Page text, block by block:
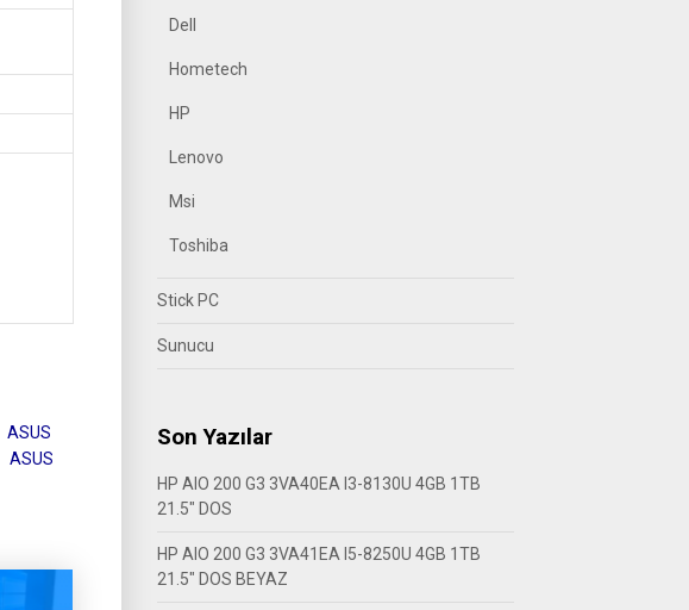
ASUS
ASUS
Dell
Hometech
HP
Lenovo
Msi
Toshiba
Stick PC
Sunucu
Son Yazılar
HP AIO 200 G3 3VA40EA I3-8130U 4GB 1TB
21.5″ DOS
HP AIO 200 G3 3VA41EA I5-8250U 4GB 1TB
21.5″ DOS BEYAZ